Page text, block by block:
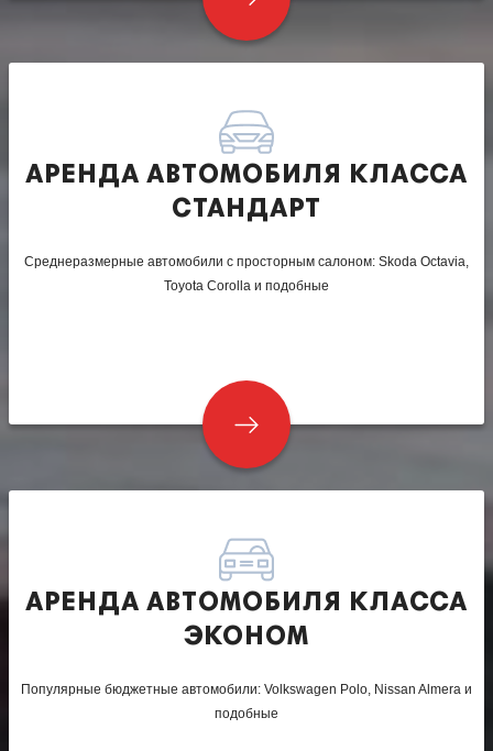
АРЕНДА АВТОМОБИЛЯ КЛАССА
СТАНДАРТ
Среднеразмерные автомобили с просторным салоном: Skoda Octavia,
Toyota Corolla и подобные
АРЕНДА АВТОМОБИЛЯ КЛАССА
ЭКОНОМ
Популярные бюджетные автомобили: Volkswagen Polo, Nissan Almera и
подобные